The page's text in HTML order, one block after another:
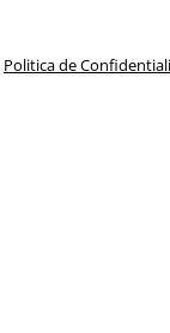
Politica de